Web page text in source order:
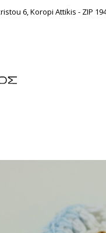
6, Koropi Attikis - ZIP